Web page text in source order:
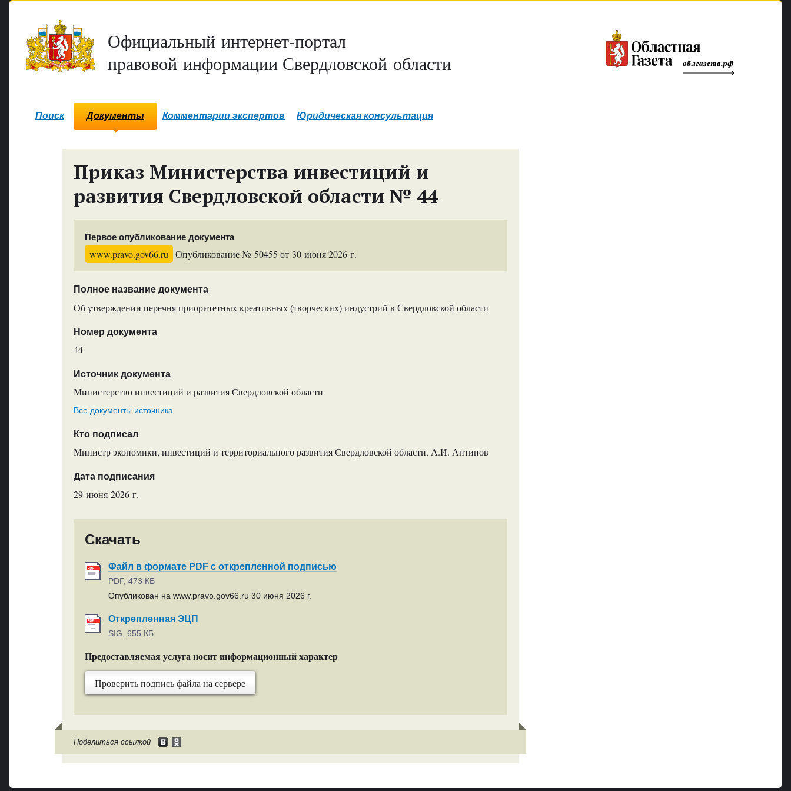
Официальный интернет-портал
правовой информации Свердловской области
Поиск Документы Комментарии экспертов Юридическая консультация
Приказ Министерства инвестиций и
развития Свердловской области № 44
Первое опубликование документа
www.pravo.gov66.ru Опубликование № 50455 от 30 июня 2026 г.
Полное название документа
Об утверждении перечня приоритетных креативных (творческих) индустрий в Свердловской области
Номер документа
44
Источник документа
Министерство инвестиций и развития Свердловской области
Все документы источника
Кто подписал
Министр экономики, инвестиций и территориального развития Свердловской области, А.И. Антипов
Дата подписания
29 июня 2026 г.
Скачать
Файл в формате PDF с открепленной подписью
PDF, 473 КБ
Опубликован на www.pravo.gov66.ru 30 июня 2026 г.
Открепленная ЭЦП
SIG, 655 КБ
Предоставляемая услуга носит информационный характер
Проверить подпись файла на сервере
Поделиться ссылкой